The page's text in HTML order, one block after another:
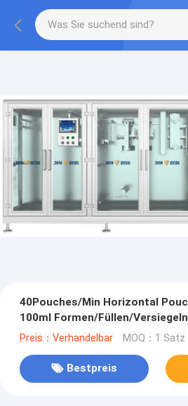
40Pouches/Min Horizontal
100ml Formen/Füllen/Versiegeln
Preis：Verhandelbar MOQ：1 Satz
Bestpreis